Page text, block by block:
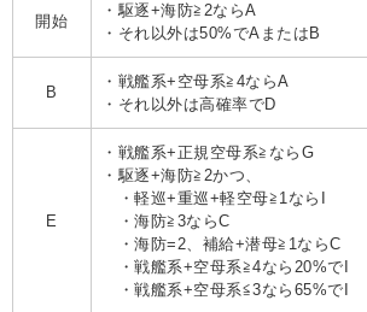
開始
・駆逐+海防≧2ならA
・それ以外は50%でAまたはB
B
・戦艦系+空母系≧4ならA
・それ以外は高確率でD
E
・戦艦系+正規空母系≧ならG
・駆逐+海防≧2かつ、
・軽巡+重巡+軽空母≧1ならI
・海防≧3ならC
・海防=2、補給+潜母≧1ならC
・戦艦系+空母系≧4なら20%でI
・戦艦系+空母系≦3なら65%でI